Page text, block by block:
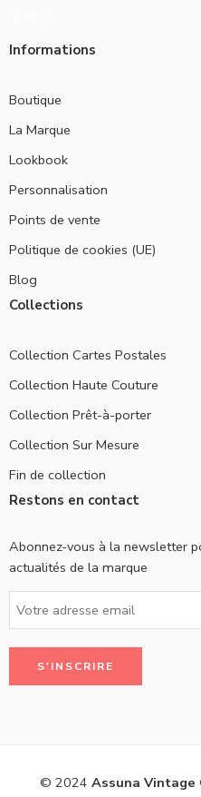
Informations
Boutique
La Marque
Lookbook
Personnalisation
Points de vente
Politique de cookies (UE)
Blog
Collections
Collection Cartes Postales
Collection Haute Couture
Collection Prêt-à-porter
Collection Sur Mesure
Fin de collection
Restons en contact
Abonnez-vous à la newsletter
actualités de la marque
© 2024 Assuna Vintage